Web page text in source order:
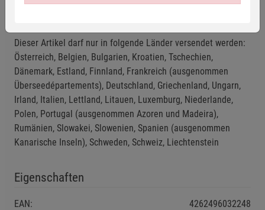
oder erhitzen.
Gerät niemals öffnen, verändern oder
eigenständig reparieren – Lebensgefahr durch
Stromschlag oder Kurzschluss.
Nur mit vom Hersteller empfohlenem Ladegerät
aufladen (nur TO GO-Version) – Brand- und
Gerät nicht direkter Sonneneinstrahlung oder extremen
Temperaturen aussetzen.
Dieser Artikel darf nur in folgende Länder versendet werden:
Österreich, Belgien, Bulgarien, Kroatien, Tschechien,
Dänemark, Estland, Finnland, Frankreich (ausgenommen
Überseedépartements), Deutschland, Griechenland, Ungarn,
Irland, Italien, Lettland, Litauen, Luxemburg, Niederlande,
Polen, Portugal (ausgenommen Azoren und Madeira),
Rumänien, Slowakei, Slowenien, Spanien (ausgenommen
Kanarische Inseln), Schweden, Schweiz, Liechtenstein
Eigenschaften
EAN:
4262496032248
Einstellungen speichern für die GruppeEinstellungen speichern für die Gruppe
Zurück Einstellungen speichern für die Gruppe
Einwilligung nicht erteilen
Notwendige Cookies (5)
Beschreibung Notwendige Cookies